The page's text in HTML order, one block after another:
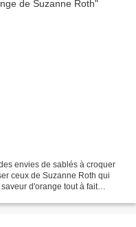
envies de sablés à croquer
ceux de Suzanne Roth qui
d'orange tout à fait